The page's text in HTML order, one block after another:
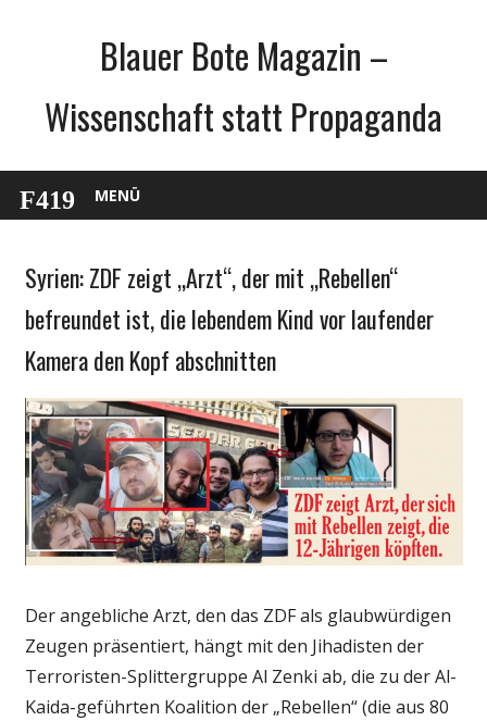
Blauer Bote Magazin –
Wissenschaft statt Propaganda
MENÜ
Gesellschaft
Wissenschaft
Syrien: ZDF zeigt „Arzt“, der mit „Rebellen“
befreundet ist, die lebendem Kind vor laufender
Kamera den Kopf abschnitten
Der angebliche Arzt, den das ZDF als glaubwürdigen
Zeugen präsentiert, hängt mit den Jihadisten der
Terroristen-Splittergruppe Al Zenki ab, die zu der Al-
Kaida-geführten Koalition der „Rebellen“ (die aus 80